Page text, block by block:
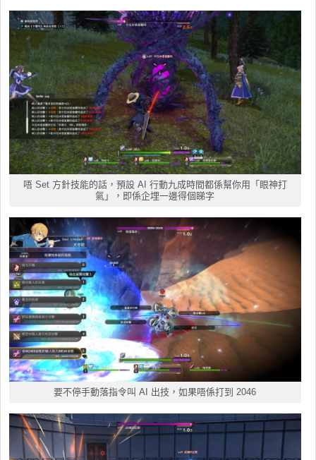
唔 Set 方針技能的話，預設 AI 行動九成時間都係幫你用「眼神打
氣」，即係企埋一邊得個睇字
要不停手動落指令叫 AI 出技，如果唔係打到 2046